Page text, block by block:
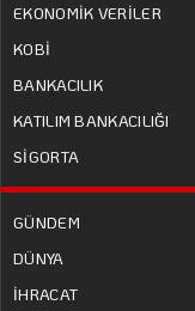
EKONOMİK VERİLER
KOBİ
BANKACILIK
KATILIM BANKACILIĞI
SİGORTA
GÜNDEM
DÜNYA
İHRACAT